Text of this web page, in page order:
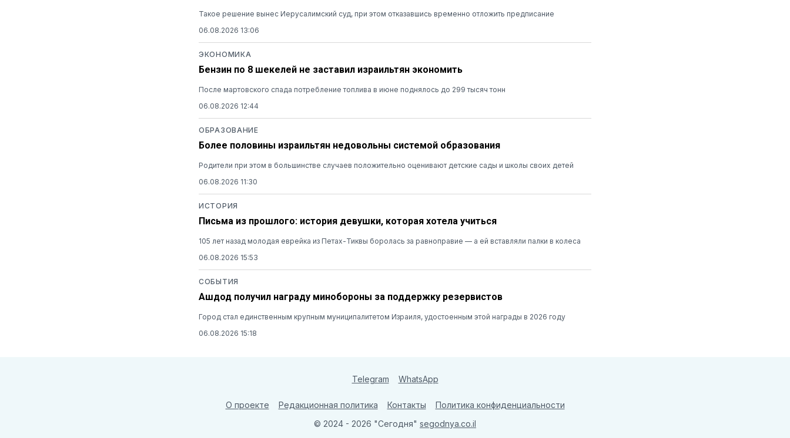
Такое решение вынес Иерусалимский суд, при этом отказавшись временно отложить предписание
06.08.2026 13:06
ЭКОНОМИКА
Бензин по 8 шекелей не заставил израильтян экономить
После мартовского спада потребление топлива в июне поднялось до 299 тысяч тонн
06.08.2026 12:44
ОБРАЗОВАНИЕ
Более половины израильтян недовольны системой образования
Родители при этом в большинстве случаев положительно оценивают детские сады и школы своих детей
06.08.2026 11:30
ИСТОРИЯ
Письма из прошлого: история девушки, которая хотела учиться
105 лет назад молодая еврейка из Петах-Тиквы боролась за равноправие — а ей вставляли палки в колеса
06.08.2026 15:53
СОБЫТИЯ
Ашдод получил награду минобороны за поддержку резервистов
Город стал единственным крупным муниципалитетом Израиля, удостоенным этой награды в 2026 году
06.08.2026 15:18
Telegram WhatsApp
О проекте Редакционная политика Контакты
Политика конфиденциальности
© 2024 - 2026 "Сегодня" segodnya.co.il